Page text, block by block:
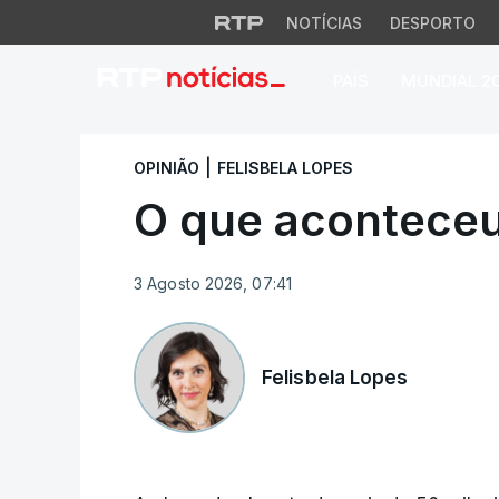
NOTÍCIAS DESPORTO
Opinião | Notícias
OPINIÃO FELISBELA LOPES
O que
3 Agosto 2026, 07:41
Felisbela Lopes